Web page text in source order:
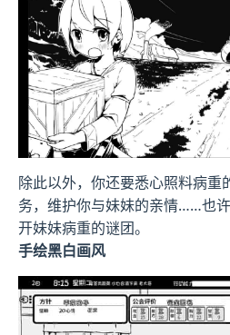
除此以外，你还要悉心照料病重
务，维护你与妹妹的亲情……也
开妹妹病重的谜团。
手绘黑白画风